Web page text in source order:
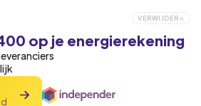
VERWIJDER
op je energierekening